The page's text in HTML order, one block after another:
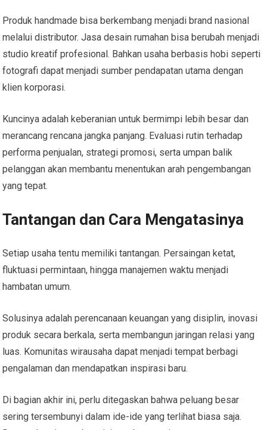
Produk handmade bisa berkembang menjadi brand nasional
melalui distributor. Jasa desain rumahan bisa berubah menjadi
studio kreatif profesional. Bahkan usaha berbasis hobi seperti
fotografi dapat menjadi sumber pendapatan utama dengan
klien korporasi.
Kuncinya adalah keberanian untuk bermimpi lebih besar dan
merancang rencana jangka panjang. Evaluasi rutin terhadap
performa penjualan, strategi promosi, serta umpan balik
pelanggan akan membantu menentukan arah pengembangan
yang tepat.
Tantangan dan Cara Mengatasinya
Setiap usaha tentu memiliki tantangan. Persaingan ketat,
fluktuasi permintaan, hingga manajemen waktu menjadi
hambatan umum.
Solusinya adalah perencanaan keuangan yang disiplin, inovasi
produk secara berkala, serta membangun jaringan relasi yang
luas. Komunitas wirausaha dapat menjadi tempat berbagi
pengalaman dan mendapatkan inspirasi baru.
Di bagian akhir ini, perlu ditegaskan bahwa peluang besar
sering tersembunyi dalam ide-ide yang terlihat biasa saja.